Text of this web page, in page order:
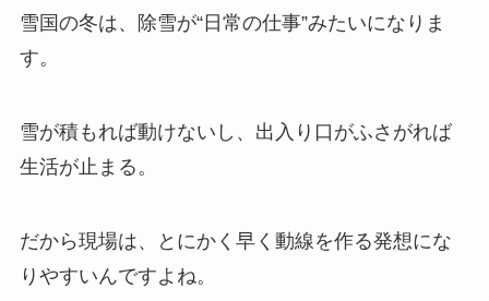
雪国の冬は、除雪が“日常の仕事”みたいになりま
す。
雪が積もれば動けないし、出入り口がふさがれば
生活が止まる。
だから現場は、とにかく早く動線を作る発想にな
りやすいんですよね。